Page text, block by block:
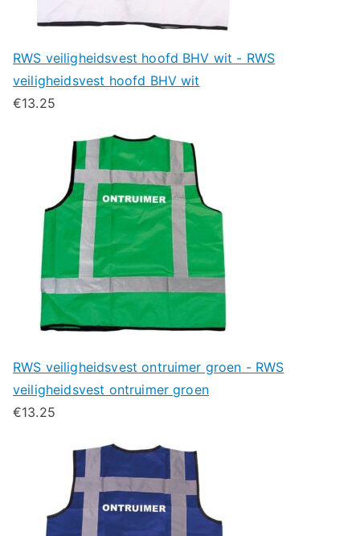
RWS veiligheidsvest hoofd BHV wit - RWS
veiligheidsvest hoofd BHV wit
€13.25
RWS veiligheidsvest ontruimer groen - RWS
veiligheidsvest ontruimer groen
€13.25